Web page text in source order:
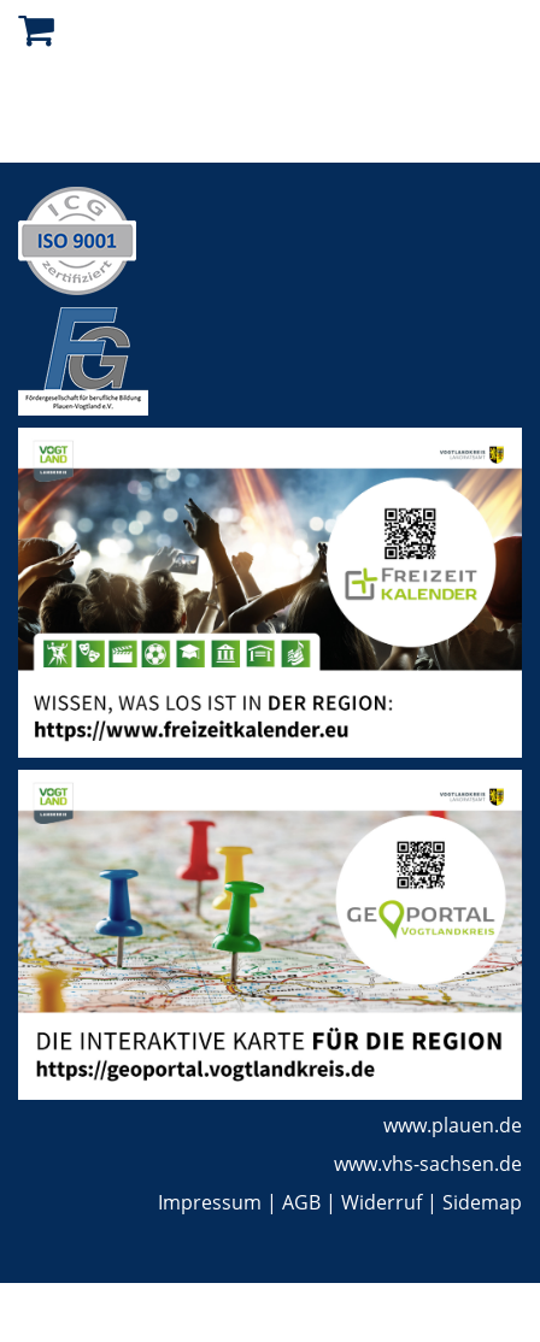
www.plauen.de
www.vhs-sachsen.de
Impressum | AGB | Widerruf| Sidemap